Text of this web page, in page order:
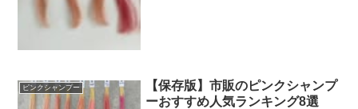
ピンクシャンプー
【保存版】市販のピンクシャンプ
ーおすすめ人気ランキング8選